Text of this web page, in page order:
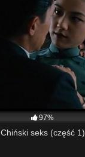
97%
Chiński seks (część 1)